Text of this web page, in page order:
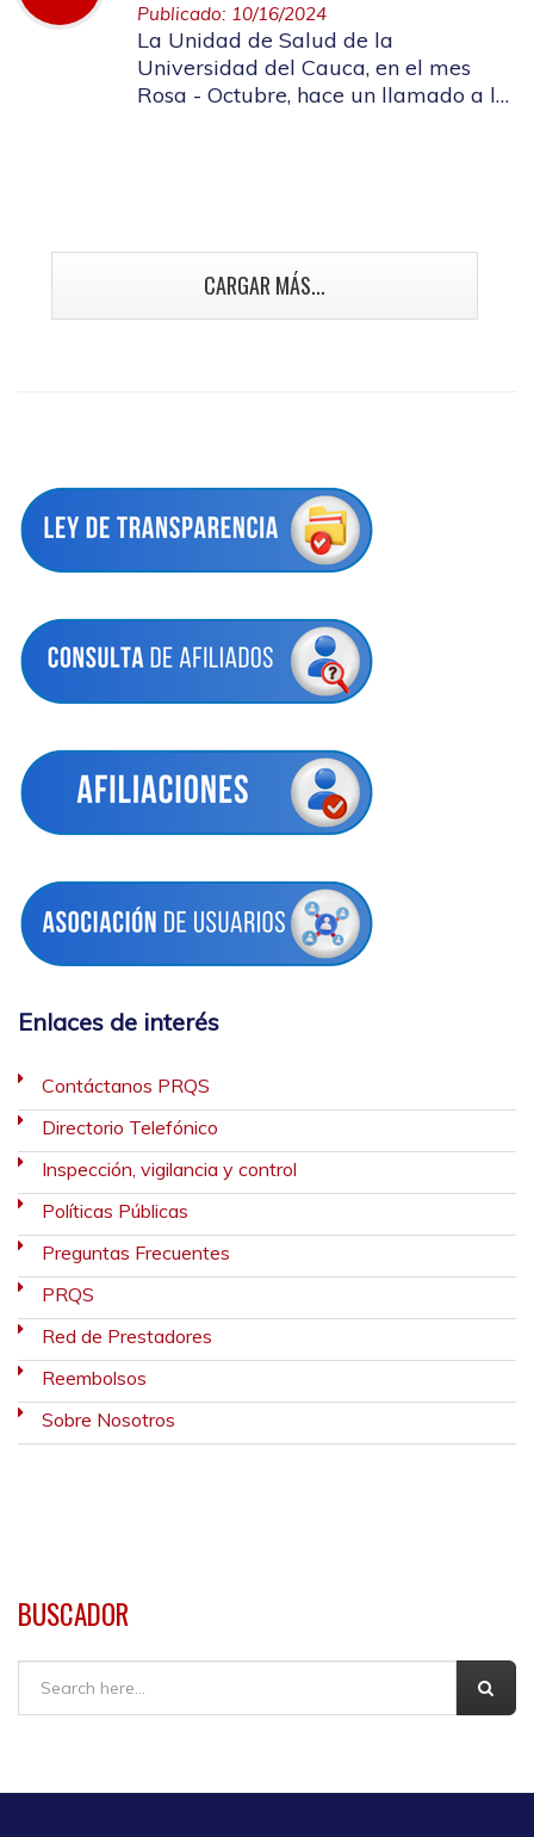
Publicado: 10/16/2024
La Unidad de Salud de la
Universidad del Cauca, en el mes
Rosa - Octubre, hace un llamado a la
CARGAR MÁS...
Enlaces de interés
Contáctanos PRQS
Directorio Telefónico
Inspección, vigilancia y control
Políticas Públicas
Preguntas Frecuentes
PRQS
Red de Prestadores
Reembolsos
Sobre Nosotros
BUSCADOR
Buscar